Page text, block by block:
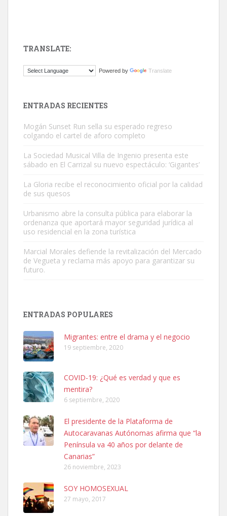
Este gato macho ha aparecido en la calle hace menos de un mes,
Busco adopción responsable para mi perra. Pastor alemán,
Leales.org » Gran Canaria | 6.7.2025
06/07/2025 ZONA MESA Y LOPEZ. ES MUY ASUSTADIZO
Leales.org » Gran Canaria
Ninfa perdida
El día 5 se los perdió una ninfa papillera, asustada tiene miedo a la
calle, se perdió por la zon...
Leales.org » Gran Canaria
6.7.2025
TRANSLATE:
Powered by Translate
ENTRADAS RECIENTES
Mogán Sunset Run sella su esperado regreso
colgando el cartel de aforo completo
La Sociedad Musical Villa de Ingenio presenta este
sábado en El Carrizal su nuevo espectáculo: ‘Gigantes’
La Gloria recibe el reconocimiento oficial por la calidad
de sus quesos
Urbanismo abre la consulta pública para elaborar la
ordenanza que aportará mayor seguridad jurídica al
uso residencial en la zona turística
Marcial Morales defiende la revitalización del Mercado
de Vegueta y reclama más apoyo para garantizar su
futuro.
ENTRADAS POPULARES
Migrantes: entre el drama y el negocio
19 septiembre, 2020
COVID-19: ¿Qué es verdad y que es
mentira?
6 septiembre, 2020
El presidente de la Plataforma de
Autocaravanas Autónomas afirma que “la
Península va 40 años por delante de
Canarias”
26 noviembre, 2023
SOY HOMOSEXUAL
27 mayo, 2017